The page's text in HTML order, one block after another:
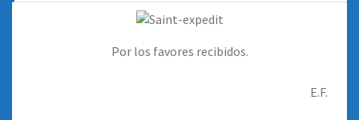
Por los favores recibidos.
E.F.